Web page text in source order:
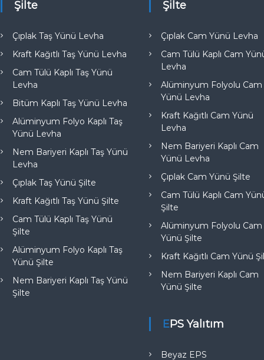
Şilte
Çıplak Taş Yünü Levha
Kraft Kağıtlı Taş Yünü Levha
Cam Tülü Kaplı Taş Yünü
Levha
Bitüm Kaplı Taş Yünü Levha
Alüminyum Folyo Kaplı Taş
Yünü Levha
Nem Bariyeri Kaplı Taş Yünü
Levha
Çıplak Taş Yünü Şilte
Kraft Kağıtlı Taş Yünü Şilte
Cam Tülü Kaplı Taş Yünü
Şilte
Alüminyum Folyo Kaplı Taş
Yünü Şilte
Nem Bariyeri Kaplı Taş Yünü
Şilte
Şilte
Çıplak Cam Yünü Levha
Cam Tülü Kaplı Cam
Levha
Alüminyum Folyolu Cam
Yünü Levha
Kraft Kağıtlı Cam Yünü
Levha
Nem Bariyeri Kaplı Cam
Yünü Levha
Çıplak Cam Yünü Şilte
Cam Tülü Kaplı Cam
Şilte
Alüminyum Folyolu Cam
Yünü Şilte
Kraft Kağıtlı Cam Yünü
Nem Bariyeri Kaplı Cam
Yünü Şilte
EPS Yalıtım
Beyaz EPS